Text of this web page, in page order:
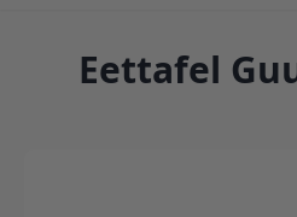
Eettafel